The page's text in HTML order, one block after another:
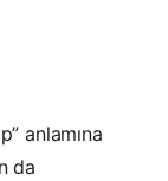
anlamına
da